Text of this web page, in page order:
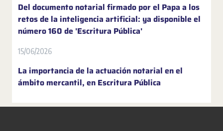
Del documento notarial firmado por el Papa a los
retos de la inteligencia artificial: ya disponible el
número 160 de 'Escritura Pública'
15/06/2026
La importancia de la actuación notarial en el
ámbito mercantil, en Escritura Pública